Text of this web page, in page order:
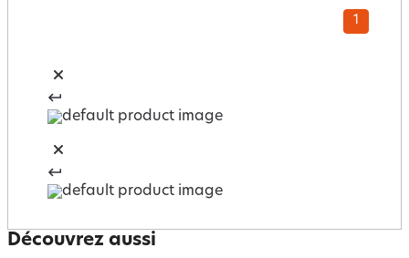
1
Découvrez aussi